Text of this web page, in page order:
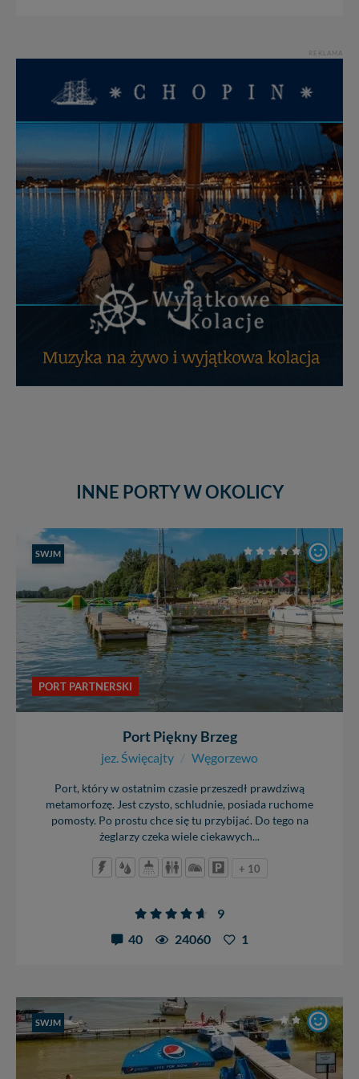
REKLAMA
INNE PORTY W OKOLICY
SWJM
PORT PARTNERSKI
Port Piękny Brzeg
jez. Święcajty / Węgorzewo
Port, który w ostatnim czasie przeszedł prawdziwą
metamorfozę. Jest czysto, schludnie, posiada ruchome
pomosty. Po prostu chce się tu przybijać. Do tego na
żeglarzy czeka wiele ciekawych...
+ 10
9
40
24060 1
SWJM
zrobić za Ciebie.